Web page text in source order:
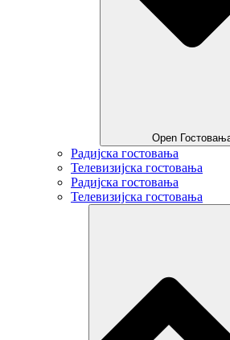
Open
Радијска гостовања
Телевизијска гостовања
Радијска гостовања
Телевизијска гостовања